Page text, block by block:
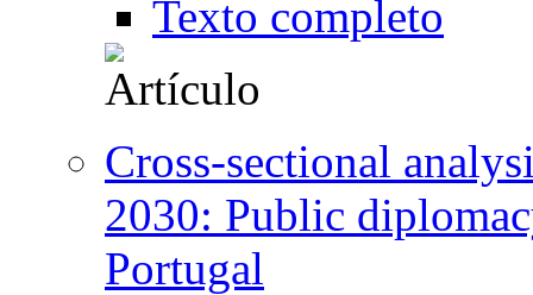
Texto completo
Cross-sectional
2030: Public
Portugal